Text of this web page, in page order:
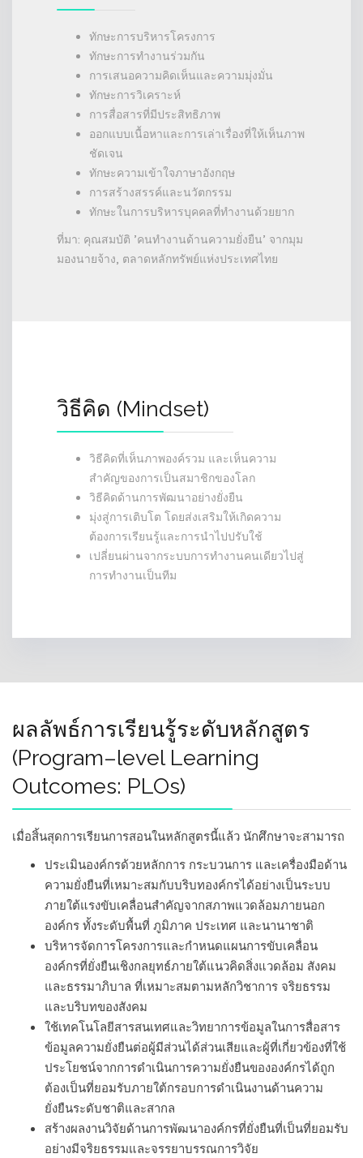
ทักษะการบริหารโครงการ
ทักษะการทำงานร่วมกัน
การเสนอความคิดเห็นและความมุ่งมั่น
ทักษะการวิเคราะห์
การสื่อสารที่มีประสิทธิภาพ
ออกแบบเนื้อหาและการเล่าเรื่องที่ให้เห็นภาพ
ชัดเจน
ทักษะความเข้าใจภาษาอังกฤษ
การสร้างสรรค์และนวัตกรรม
ทักษะในการบริหารบุคคลที่ทำงานด้วยยาก
ที่มา: คุณสมบัติ 'คนทำงานด้านความยั่งยืน' จากมุม
มองนายจ้าง, ตลาดหลักทรัพย์แห่งประเทศไทย
วิธีคิด (Mindset)
วิธีคิดที่เห็นภาพองค์รวม และเห็นความ
สำคัญของการเป็นสมาชิกของโลก
วิธีคิดด้านการพัฒนาอย่างยั่งยืน
มุ่งสู่การเติบโต โดยส่งเสริมให้เกิดความ
ต้องการเรียนรู้และการนำไปปรับใช้
เปลี่ยนผ่านจากระบบการทำงานคนเดียวไปสู่
การทำงานเป็นทีม
ผลลัพธ์การเรียนรู้ระดับหลักสูตร
(Program–level Learning
Outcomes: PLOs)
เมื่อสิ้นสุดการเรียนการสอนในหลักสูตรนี้แล้ว นักศึกษาจะสามารถ
ประเมินองค์กรด้วยหลักการ กระบวนการ และเครื่องมือด้าน
ความยั่งยืนที่เหมาะสมกับบริบทองค์กรได้อย่างเป็นระบบ
ภายใต้แรงขับเคลื่อนสำคัญจากสภาพแวดล้อมภายนอก
องค์กร ทั้งระดับพื้นที่ ภูมิภาค ประเทศ และนานาชาติ
บริหารจัดการโครงการและกำหนดแผนการขับเคลื่อน
องค์กรที่ยั่งยืนเชิงกลยุทธ์ภายใต้แนวคิดสิ่งแวดล้อม สังคม
และธรรมาภิบาล ที่เหมาะสมตามหลักวิชาการ จริยธรรม
และบริบทของสังคม
ใช้เทคโนโลยีสารสนเทศและวิทยาการข้อมูลในการสื่อสาร
ข้อมูลความยั่งยืนต่อผู้มีส่วนได้ส่วนเสียและผู้ที่เกี่ยวข้องที่ใช้
ประโยชน์จากการดำเนินการความยั่งยืนขององค์กรได้ถูก
ต้องเป็นที่ยอมรับภายใต้กรอบการดำเนินงานด้านความ
ยั่งยืนระดับชาติและสากล
สร้างผลงานวิจัยด้านการพัฒนาองค์กรที่ยั่งยืนที่เป็นที่ยอมรับ
อย่างมีจริยธรรมและจรรยาบรรณการวิจัย